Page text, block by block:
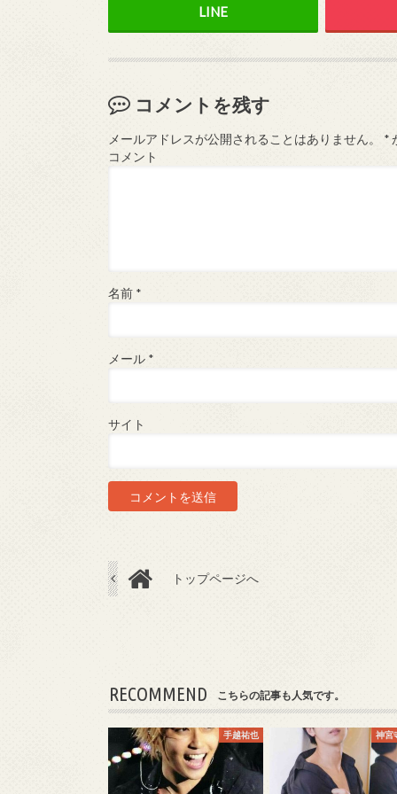
コメントを残す
メールアドレスが公開されることはありません。 *
コメント
名前 *
メール *
サイト
トップページへ
RECOMMEND こちらの記事も人気です。
手越祐也 神宮